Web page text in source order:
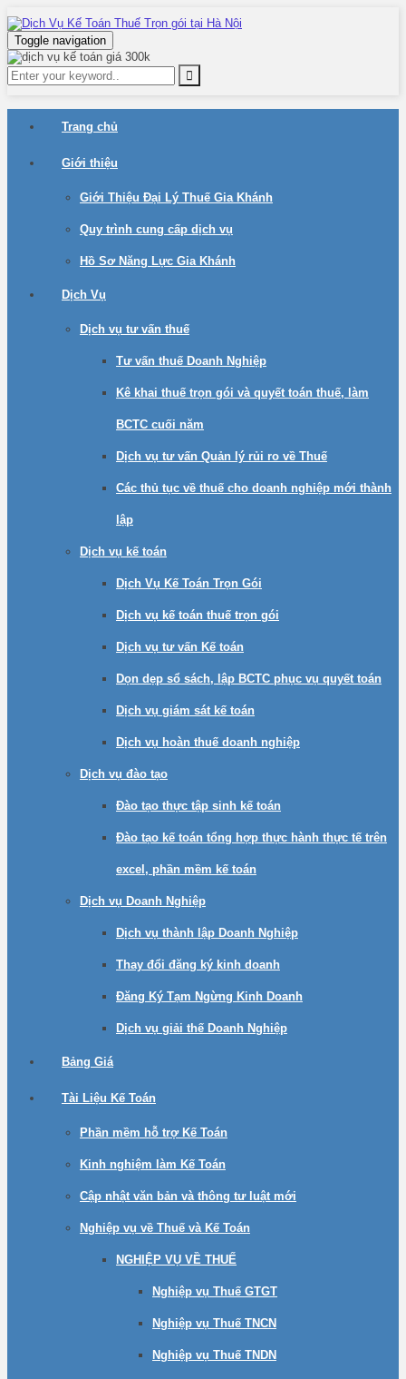
Toggle navigation
Trang chủ
Giới thiệu
Giới Thiệu Đại Lý Thuế Gia Khánh
Quy trình cung cấp dịch vụ
Hồ Sơ Năng Lực Gia Khánh
Dịch Vụ
Dịch vụ tư vấn thuế
Tư vấn thuế Doanh Nghiệp
Kê khai thuế trọn gói và quyết toán thuế, làm
BCTC cuối năm
Dịch vụ tư vấn Quản lý rủi ro về Thuế
Các thủ tục về thuế cho doanh nghiệp mới thành
lập
Dịch vụ kế toán
Dịch Vụ Kế Toán Trọn Gói
Dịch vụ kế toán thuế trọn gói
Dịch vụ tư vấn Kế toán
Dọn dẹp sổ sách, lập BCTC phục vụ quyết toán
Dịch vụ giám sát kế toán
Dịch vụ hoàn thuế doanh nghiệp
Dịch vụ đào tạo
Đào tạo thực tập sinh kế toán
Đào tạo kế toán tổng hợp thực hành thực tế trên
excel, phần mềm kế toán
Dịch vụ Doanh Nghiệp
Dịch vụ thành lập Doanh Nghiệp
Thay đổi đăng ký kinh doanh
Đăng Ký Tạm Ngừng Kinh Doanh
Dịch vụ giải thế Doanh Nghiệp
Bảng Giá
Tài Liệu Kế Toán
Phần mềm hỗ trợ Kế Toán
Kinh nghiệm làm Kế Toán
Cập nhật văn bản và thông tư luật mới
Nghiệp vụ về Thuế và Kế Toán
NGHIỆP VỤ VỀ THUẾ
Nghiệp vụ Thuế GTGT
Nghiệp vụ Thuế TNCN
Nghiệp vụ Thuế TNDN